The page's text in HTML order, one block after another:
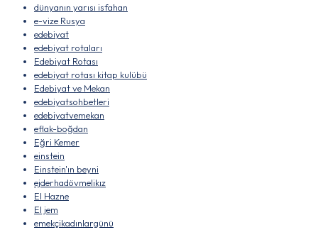
dünyanın yarısı isfahan
e-vize Rusya
edebiyat
edebiyat rotaları
Edebiyat Rotası
edebiyat rotası kitap kulübü
Edebiyat ve Mekan
edebiyatsohbetleri
edebiyatvemekan
eflak-boğdan
Eğri Kemer
einstein
Einstein'ın beyni
ejderhadövmelikız
El Hazne
El jem
emekçikadınlargünü